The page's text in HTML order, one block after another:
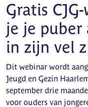
Gratis
je je
in zijn vel
Dit webinar wordt
Jeugd en Gezin
september drie
voor ouders van